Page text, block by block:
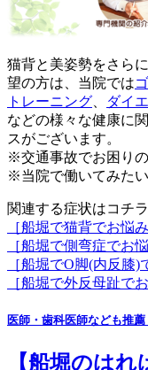
猫背と美姿勢をさら
望の方は、当院では
トレーニング
ダイ
などの様々な健康に
スがございます。
※交通事故でお困り
※当院で働いてみた
関連する症状はコチ
［船堀で猫背でお悩
［船堀で側弯症でお
［船堀でO脚(内反膝)
［船堀で外反母趾で
医師・歯科医師なども推薦
【船堀のは